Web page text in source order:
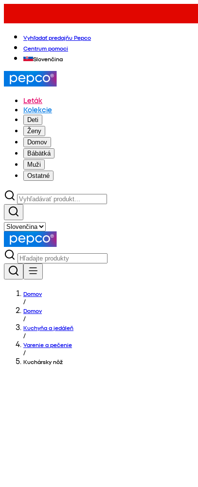
Vyhľadať predajňu Pepco
Centrum pomoci
Slovenčina
Leták
Kolekcie
Deti
Ženy
Domov
Bábätká
Muži
Ostatné
Domov
/
Domov
/
Kuchyňa a jedáleň
/
Varenie a pečenie
/
Kuchársky nôž